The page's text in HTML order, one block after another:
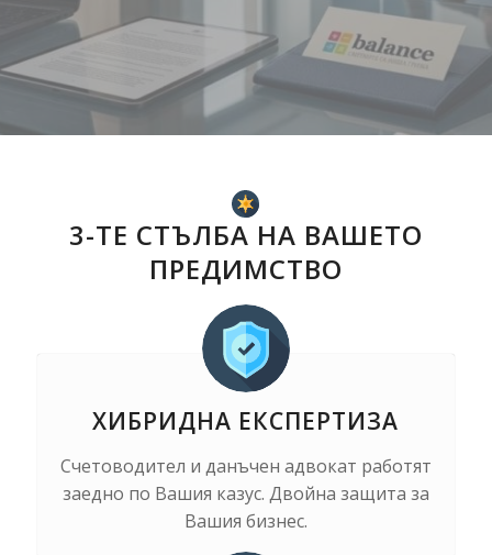
Заявете данъчна консултация
Вижте услугите
3-ТЕ СТЪЛБА НА ВАШЕТО
ПРЕДИМСТВО
ХИБРИДНА ЕКСПЕРТИЗА
Счетоводител и данъчен адвокат работят
заедно по Вашия казус. Двойна защита за
Вашия бизнес.